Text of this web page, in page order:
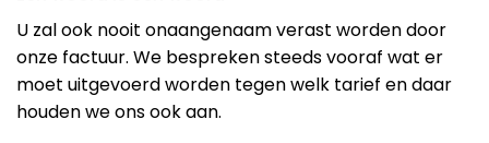
U zal ook nooit onaangenaam verast worden door
onze factuur. We bespreken steeds vooraf wat er
moet uitgevoerd worden tegen welk tarief en daar
houden we ons ook aan.